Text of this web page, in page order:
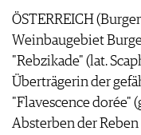
NEWS
KULINARIK
REZEPTE
HOTSPOTS
WEINREISEN
WINEGUIDES
KLARTEXT
EXTRAS
ABO
AUSGABE
MEDIATHEK
APPS
VIDEOS
BILDSTRECKEN
BÜCHER
NEWS
WEINWIRTSCHAFT
WEINSZENE
PORTRAITS
ÖSTERREICH
Weinbaugebiet
"Rebzikade" (lat.
Überträgerin der
"Flavescence dorée"
Absterben der